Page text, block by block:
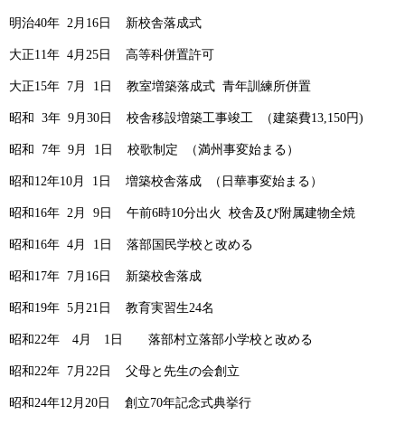
明治40年 2月16日 新校舎落成式
大正11年 4月25日 高等科併置許可
大正15年 7月 1日 教室増築落成式 青年訓練所併置
昭和 3年 9月30日 校舎移設増築工事竣工 （建築費13,150円)
昭和 7年 9月 1日 校歌制定 （満州事変始まる）
昭和12年10月 1日 増築校舎落成 （日華事変始まる）
昭和16年 2月 9日 午前6時10分出火 校舎及び附属建物全焼
昭和16年 4月 1日 落部国民学校と改める
昭和17年 7月16日 新築校舎落成
昭和19年 5月21日 教育実習生24名
昭和22年 4月 1日 落部村立落部小学校と改める
昭和22年 7月22日 父母と先生の会創立
昭和24年12月20日 創立70年記念式典挙行